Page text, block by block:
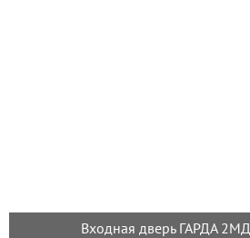
Входная дверь ГАРДА